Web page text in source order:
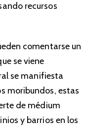
recursos
comentarse un
se viene
se manifiesta
moribundos, estas
de médium
y barrios en los